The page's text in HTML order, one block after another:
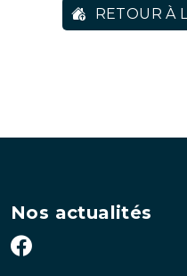
RETOUR À
Nos actualités